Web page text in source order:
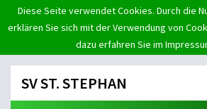
Diese Seite verwendet Cookies. Durch die
erklären Sie sich mit der Verwendung von
dazu erfahren Sie im
SV ST. STEPHAN